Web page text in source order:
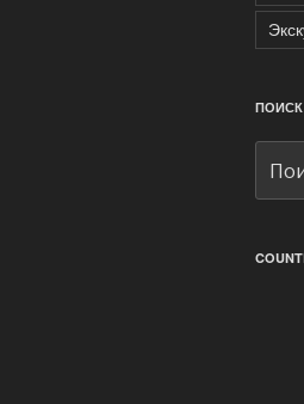
ПОИСК